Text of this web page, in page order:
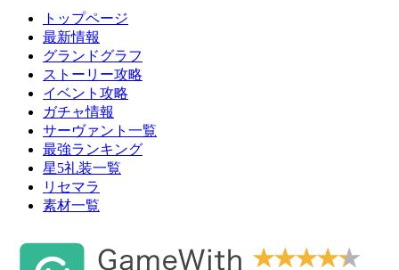
トップページ
最新情報
グランドグラフ
ストーリー攻略
イベント攻略
ガチャ情報
サーヴァント一覧
最強ランキング
星5礼装一覧
リセマラ
素材一覧